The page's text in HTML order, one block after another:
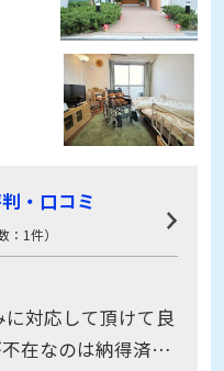
・口コミ
：1件）
対応して頂けて良
在なのは納得済み